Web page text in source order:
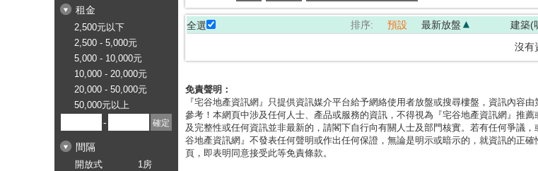
租金
2,500元以下
2,500 - 5,000元
5,000 - 10,000元
10,000 - 20,000元
20,000 - 50,000元
50,000元以上
-
間隔
開放式
1房
全選 排序: 預設 最新放盤 建築(
沒有
免責聲明：
『宅谷地產資訊網』只提供資訊媒介平台給予網絡使用者放盤或搜尋樓盤，資訊內容
參考！本網頁中涉及任何人士、產品或服務的資訊，不得視為『宅谷地產資訊網』推
及完整性或任何資訊並非最新的，請閣下自行向有關人士及部門核實。若有任何爭議
谷地產資訊網』不發表任何聲明或作出任何保證，無論是明示或暗示的，就資訊的正
頁，即表明同意接受此等免責條款。